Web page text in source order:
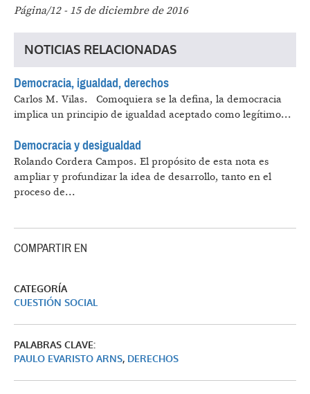
Página/12 - 15 de diciembre de 2016
NOTICIAS RELACIONADAS
Democracia, igualdad, derechos
Carlos M. Vilas. Comoquiera se la defina, la democracia
implica un principio de igualdad aceptado como legítimo...
Democracia y desigualdad
Rolando Cordera Campos. El propósito de esta nota es
ampliar y profundizar la idea de desarrollo, tanto en el
proceso de...
COMPARTIR EN
CATEGORÍA
CUESTIÓN SOCIAL
PALABRAS CLAVE:
PAULO EVARISTO ARNS, DERECHOS